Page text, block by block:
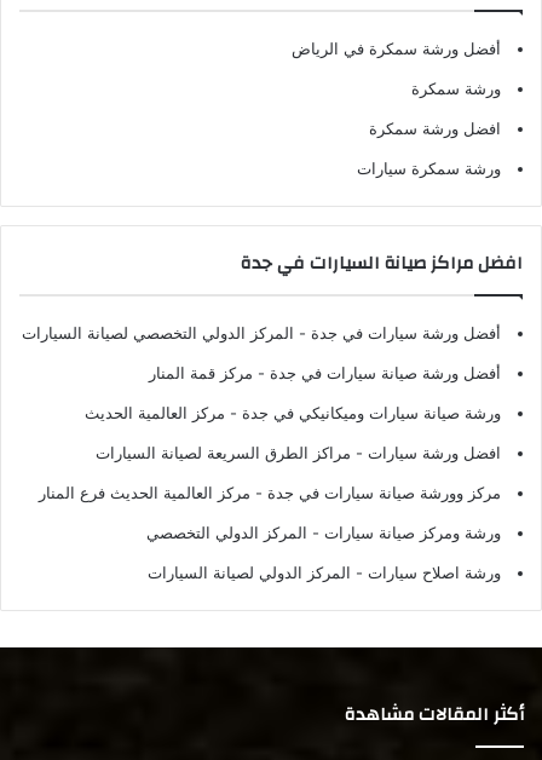
أفضل ورشة سمكرة في الرياض
ورشة سمكرة
افضل ورشة سمكرة
ورشة سمكرة سيارات
افضل مراكز صيانة السيارات في جدة
أفضل ورشة سيارات في جدة - المركز الدولي التخصصي لصيانة السيارات
أفضل ورشة صيانة سيارات في جدة - مركز قمة المنار
ورشة صيانة سيارات وميكانيكي في جدة - مركز العالمية الحديث
افضل ورشة سيارات - مراكز الطرق السريعة لصيانة السيارات
مركز وورشة صيانة سيارات في جدة - مركز العالمية الحديث فرع المنار
ورشة ومركز صيانة سيارات - المركز الدولي التخصصي
ورشة اصلاح سيارات - المركز الدولي لصيانة السيارات
أكثر المقالات مشاهدة